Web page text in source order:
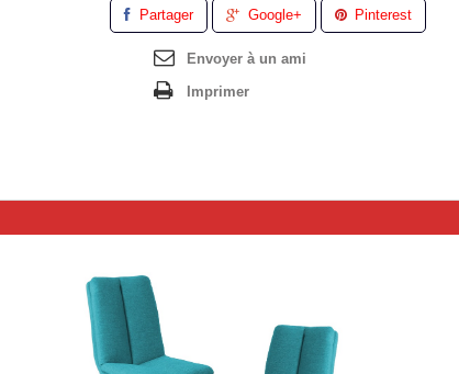
Partager Google+ Pinterest
Envoyer à un ami
Imprimer